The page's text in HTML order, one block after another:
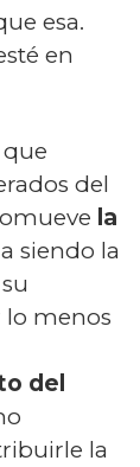
esa.
en
del
la
siendo la
lo menos
del
la